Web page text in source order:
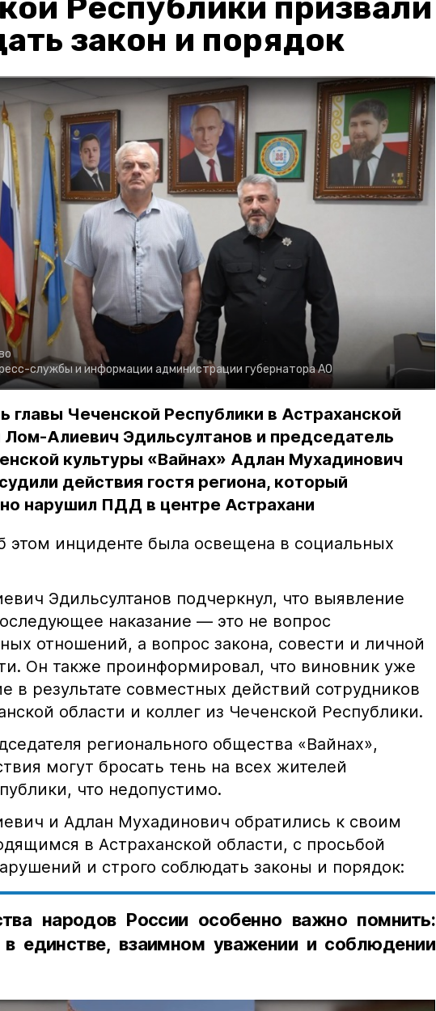
Республики призвали
закон и порядок
службы и информации администрации губернатора АО
главы Чеченской Республики в Астраханской
Лом-Алиевич Эдильсултанов и председатель
культуры «Вайнах» Адлан Мухадинович
действия гостя региона, который
нарушил ПДД в центре Астрахани
этом инциденте была освещена в социальных
Эдильсултанов подчеркнул, что выявление
наказание — это не вопрос
отношений, а вопрос закона, совести и личной
Он также проинформировал, что виновник уже
в результате совместных действий сотрудников
области и коллег из Чеченской Республики.
регионального общества «Вайнах»,
могут бросать тень на всех жителей
что недопустимо.
и Адлан Мухадинович обратились к своим
в Астраханской области, с просьбой
и строго соблюдать законы и порядок:
народов России особенно важно помнить:
единстве, взаимном уважении и соблюдении